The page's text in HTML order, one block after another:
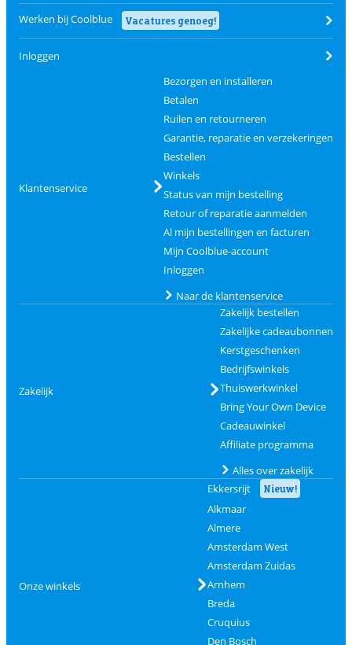
Werken bij Coolblue Vacatures genoeg!
Inloggen
Klantenservice
Bezorgen en installeren
Betalen
Ruilen en retourneren
Garantie, reparatie en verzekeringen
Bestellen
Winkels
Status van mijn bestelling
Retour of reparatie aanmelden
Al mijn bestellingen en facturen
Mijn Coolblue-account
Inloggen
Naar de klantenservice
Zakelijk
Zakelijk bestellen
Zakelijke cadeaubonnen
Kerstgeschenken
Bedrijfswinkels
Thuiswerkwinkel
Bring Your Own Device
Cadeauwinkel
Affiliate programma
Alles over zakelijk
Onze winkels
Ekkersrijt Nieuw!
Alkmaar
Almere
Amsterdam West
Amsterdam Zuidas
Arnhem
Breda
Cruquius
Den Bosch